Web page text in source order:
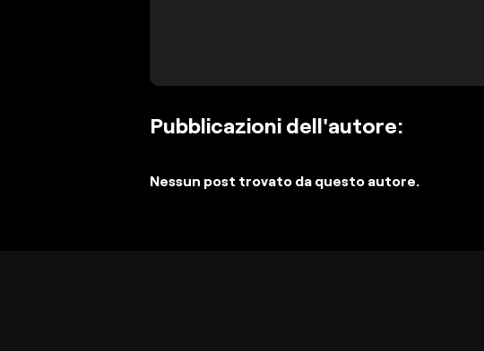
Pubblicazioni dell'autore:
Nessun post trovato da questo autore.